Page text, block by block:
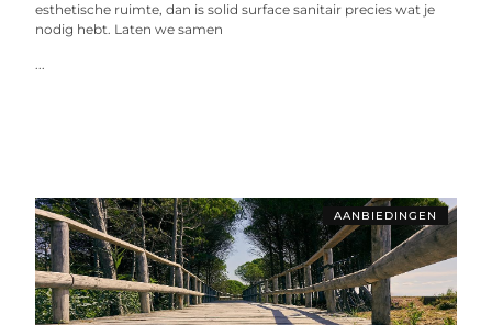
esthetische ruimte, dan is solid surface sanitair precies wat je
nodig hebt. Laten we samen
...
AANBIEDINGEN